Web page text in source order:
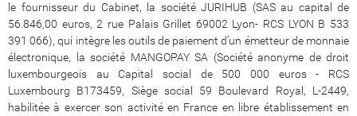
le fournisseur du Cabinet, la société JURIHUB (SAS au capital de
56.846,00 euros, 2 rue Palais Grillet 69002 Lyon- RCS LYON B 533
391 066), qui intègre les outils de paiement d’un émetteur de monnaie
électronique, la société MANGOPAY SA (Société anonyme de droit
luxembourgeois au Capital social de 500 000 euros - RCS
Luxembourg B173459, Siège social 59 Boulevard Royal, L-2449,
habilitée à exercer son activité en France en libre établissement en